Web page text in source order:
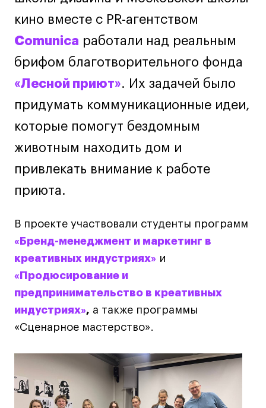
Дизайн одежды
Стайлинг
Современная живопись
UX/UI-дизайн
Маркетинг
Все программы
Интенсивы
Маркетинг
Контент
Диджитал
Интерьер
Лайфстайл
Навыки предпринимателя и управленца
Онлайн
Фотография
Очно + онлайн
Все программы
кино вместе с PR-агентством
Comunica работали над реальным
брифом благотворительного фонда
«Лесной приют». Их задачей было
придумать коммуникационные идеи,
которые помогут бездомным
животным находить дом и
привлекать внимание к работе
приюта.
В проекте участвовали студенты программ
«Бренд-менеджмент и маркетинг в
креативных индустриях» и
«Продюсирование и
предпринимательство в креативных
индустриях», а также программы
«Сценарное мастерство».